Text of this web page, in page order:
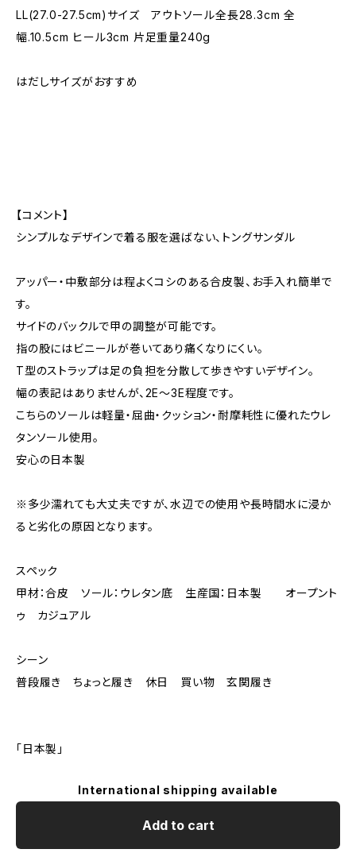
LL(27.0-27.5cm)サイズ アウトソール全長28.3cm 全
幅.10.5cm ヒール3cm 片足重量240g
はだしサイズがおすすめ
【コメント】
シンプルなデザインで着る服を選ばない、トングサンダル
アッパー・中敷部分は程よくコシのある合皮製、お手入れ簡単で
す。
サイドのバックルで甲の調整が可能です。
指の股にはビニールが巻いてあり痛くなりにくい。
T型のストラップは足の負担を分散して歩きやすいデザイン。
幅の表記はありませんが、2E〜3E程度です。
こちらのソールは軽量・屈曲・クッション・耐摩耗性に優れたウレ
タンソール使用。
安心の日本製
※多少濡れても大丈夫ですが、水辺での使用や長時間水に浸か
ると劣化の原因となります。
スペック
甲材：合皮 ソール：ウレタン底 生産国：日本製 オープント
ゥ カジュアル
シーン
普段履き ちょっと履き 休日 買い物 玄関履き
「日本製」
International shipping available
Add to cart